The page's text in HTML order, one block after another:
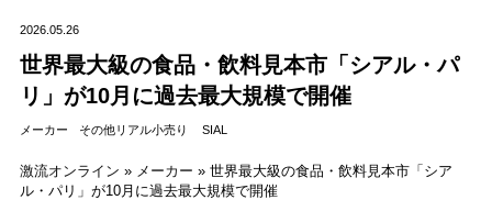
2026.05.26
世界最大級の食品・飲料見本市「シアル・パ
リ」が10月に過去最大規模で開催
メーカー その他リアル小売り SIAL
激流オンライン » メーカー » 世界最大級の食品・飲料見本市「シア
ル・パリ」が10月に過去最大規模で開催